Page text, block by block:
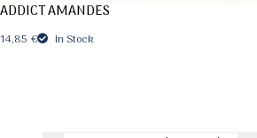
ADDICT AMANDES
14,85 € In Stock